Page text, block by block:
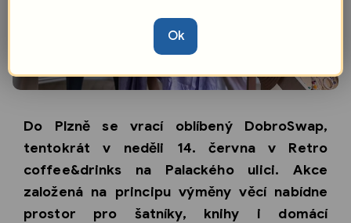
Do Plzně se vrací oblíbený DobroSwap,
tentokrát v neděli 14. června v Retro
coffee&drinks na Palackého ulici. Akce
založená na principu výměny věcí nabídne
prostor pro šatníky, knihy i domácí
Ok